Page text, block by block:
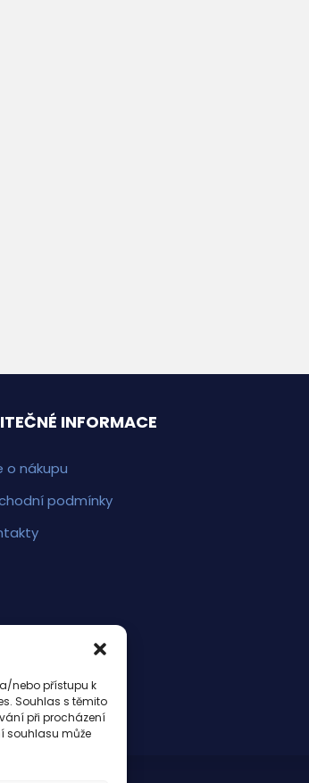
nebo přístupu k
Souhlas s těmito
při procházení
souhlasu může
INFORMACE
o nákupu
podmínky